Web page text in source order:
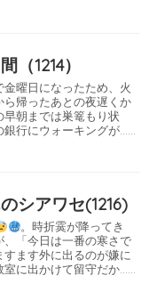
（1214）
曜日になったため、火
帰ったあとの夜遅くか
朝までは巣篭もり状
銀行にウォーキングが……
シアワセ(1216)
。時折霙が降ってき
「今日は一番の寒さで
ます外に出るのが嫌に
室に出かけて留守だか……